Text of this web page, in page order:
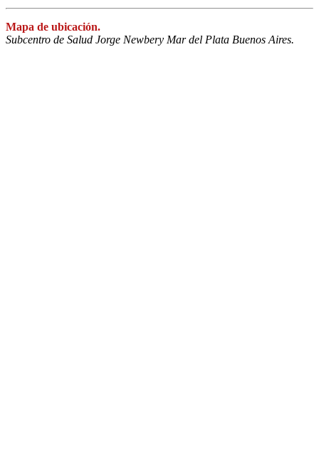
Mapa de ubicación.
Subcentro de Salud Jorge Newbery Mar del Plata Buenos Aires.